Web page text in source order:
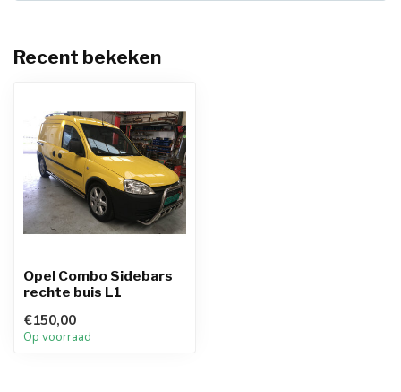
Recent bekeken
Opel Combo Sidebars
rechte buis L1
€150,00
Op voorraad